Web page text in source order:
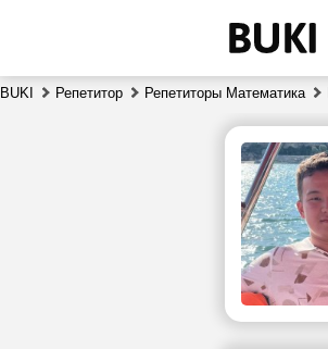
BUKI Репетитор Репетиторы Математика